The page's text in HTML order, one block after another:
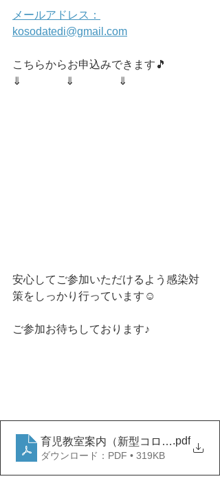
メールアドレス：
kosodatedi@gmail.com
こちらからお申込みできます🎵
⇓　　　　⇓　　　　⇓
安心してご参加いただけるよう感染対
策をしっかり行っています☺
ご参加お待ちしております♪
育児教室案内（新型コロナ以降)
.pdf
ダウンロード：PDF • 319KB